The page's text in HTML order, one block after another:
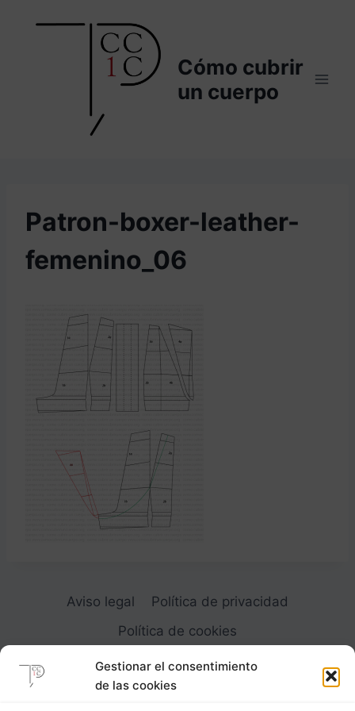
Gestionar el consentimiento
de las cookies
Cómo cubrir
un cuerpo
Patron-boxer-leather-
femenino_06
Aviso legal
Política de privacidad
Política de cookies